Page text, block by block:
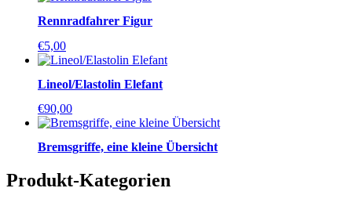
Rennradfahrer Figur
€5,00
Lineol/Elastolin Elefant
€90,00
Bremsgriffe, eine kleine Übersicht
Produkt-Kategorien